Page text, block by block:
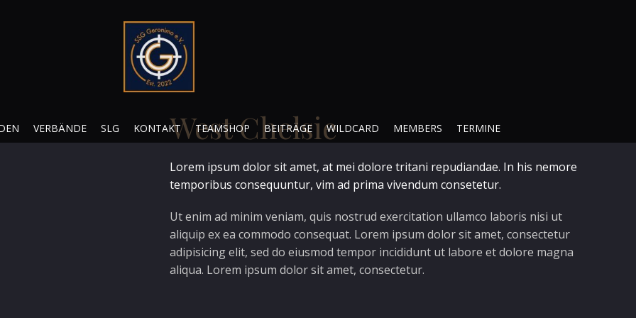
VERBÄNDE SLG KONTAKT TEAMSHOP BEITRÄGE WILDCARD MEMBERS TERMINE
West Chelsie
Lorem ipsum dolor sit amet, at mei dolore tritani repudiandae. In his nemore
temporibus consequuntur, vim ad prima vivendum consetetur.
Ut enim ad minim veniam, quis nostrud exercitation ullamco laboris nisi ut
aliquip ex ea commodo consequat. Lorem ipsum dolor sit amet, consectetur
adipisicing elit, sed do eiusmod tempor incididunt ut labore et dolore magna
aliqua. Lorem ipsum dolor sit amet, consectetur.